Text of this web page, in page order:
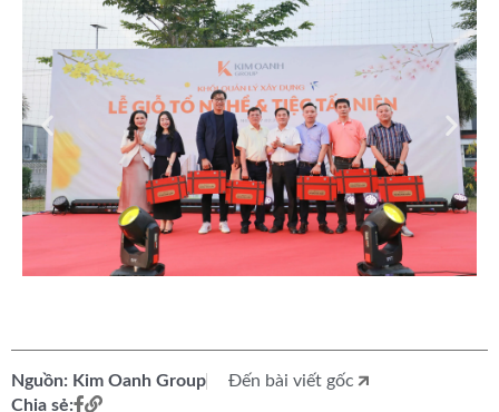
Nguồn: Kim Oanh Group
Đến bài viết gốc
Chia sẻ: